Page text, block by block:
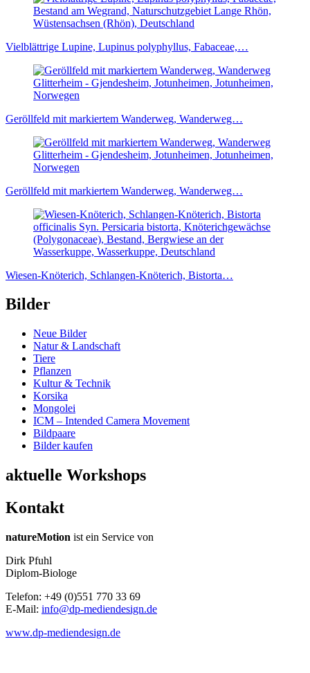
Vielblättrige Lupine, Lupinus polyphyllus, Fabaceae,…
Geröllfeld mit markiertem Wanderweg, Wanderweg…
Geröllfeld mit markiertem Wanderweg, Wanderweg…
Wiesen-Knöterich, Schlangen-Knöterich, Bistorta…
Bilder
Neue Bilder
Natur & Landschaft
Tiere
Pflanzen
Kultur & Technik
Korsika
Mongolei
ICM – Intended Camera Movement
Bildpaare
Bilder kaufen
aktuelle Workshops
Kontakt
natureMotion ist ein Service von
Dirk Pfuhl
Diplom-Biologe
Telefon: +49 (0)551 770 33 69
E-Mail: info@dp-mediendesign.de
www.dp-mediendesign.de